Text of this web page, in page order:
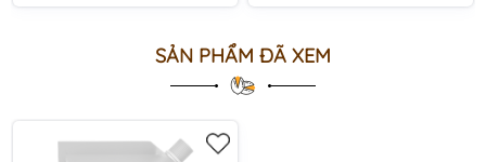
SẢN PHẨM ĐÃ XEM